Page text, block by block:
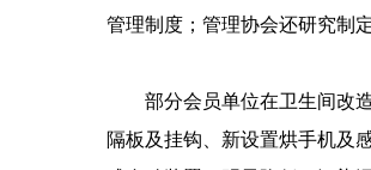
管理制度；管理协会还研究制
部分会员单位在卫生间改造
隔板及挂钩、新设置烘手机及